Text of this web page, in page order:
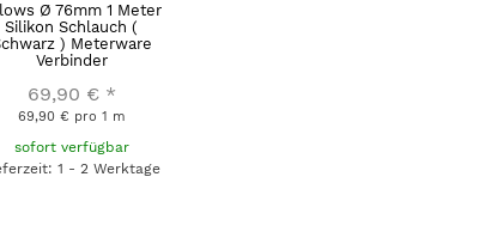
Ø 76mm 1 Meter
Silikon Schlauch (
) Meterware
Verbinder
69,90 € *
69,90 € pro 1 m
sofort verfügbar
1 - 2 Werktage